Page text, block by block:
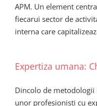
APM. Un element
fiecarui sector de
interna care
Expertiza umana:
Dincolo de
unor profesionisti cu